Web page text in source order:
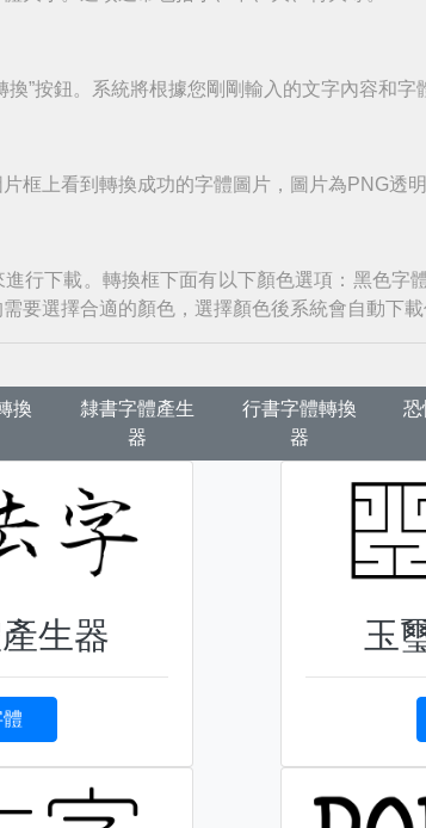
換”按鈕。系統將根據您剛剛輸入的文字內容和字
框上看到轉換成功的字體圖片，圖片為PNG透明
行下載。轉換框下面有以下顏色選項：黑色字
要選擇合適的顏色，選擇顏色後系統會自動下載
換
隸書字體產生
器
行書字體轉換
器
恐
生器
體
玉